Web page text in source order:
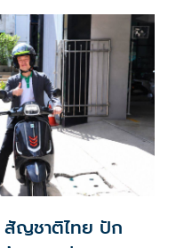
การฐานนวัตกรรม และ
กาสใหม่ในการเติบโต
สัญชาติไทย ปัก